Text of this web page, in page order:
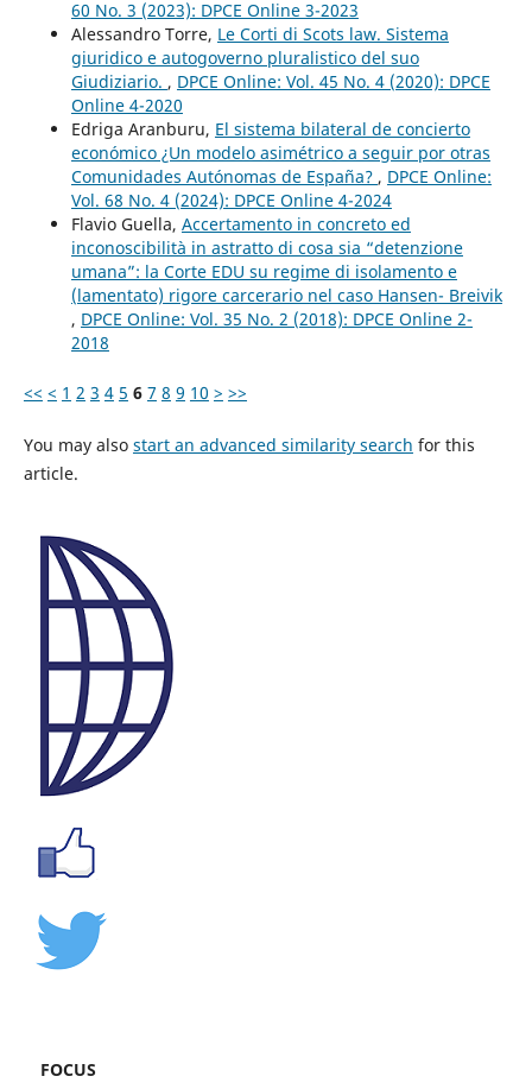
60 No. 3 (2023): DPCE Online 3-2023
Alessandro Torre, Le Corti di Scots law. Sistema
giuridico e autogoverno pluralistico del suo
Giudiziario. , DPCE Online: Vol. 45 No. 4 (2020): DPCE
Online 4-2020
Edriga Aranburu, El sistema bilateral de concierto
económico ¿Un modelo asimétrico a seguir por otras
Comunidades Autónomas de España? , DPCE Online:
Vol. 68 No. 4 (2024): DPCE Online 4-2024
Flavio Guella, Accertamento in concreto ed
inconoscibilità in astratto di cosa sia “detenzione
umana”: la Corte EDU su regime di isolamento e
(lamentato) rigore carcerario nel caso Hansen- Breivik
, DPCE Online: Vol. 35 No. 2 (2018): DPCE Online 2-
2018
<< < 1 2 3 4 5 6 7 8 9 10 > >>
You may also start an advanced similarity search for this
article.
FOCUS